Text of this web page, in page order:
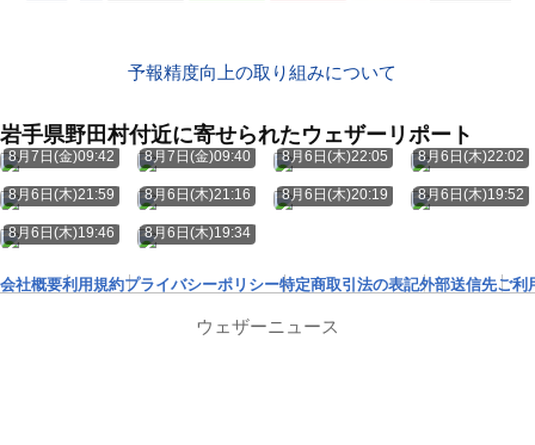
予報精度向上の取り組みについて
岩手県野田村付近に寄せられたウェザーリポート
8月7日(金)09:42 8月7日(金)09:40 8月6日(木)22:05 8月6日(木)22:02
8月6日(木)21:59 8月6日(木)21:16 8月6日(木)20:19 8月6日(木)19:52
8月6日(木)19:46 8月6日(木)19:34
会社概要利用規約プライバシーポリシー特定商取引法の表記外部送信先ご利
ウェザーニュース